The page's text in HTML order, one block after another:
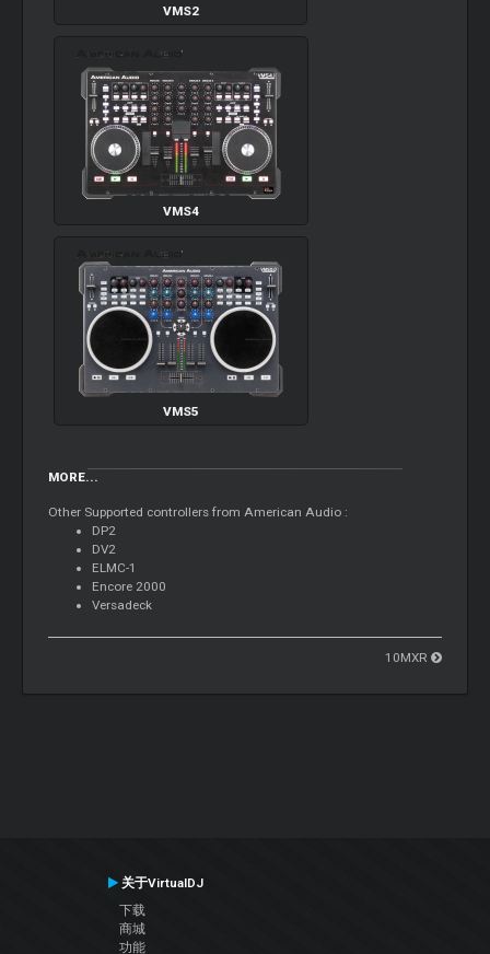
VMS2
VMS4
VMS5
MORE...
Other Supported controllers from American Audio :
DP2
DV2
ELMC-1
Encore 2000
Versadeck
10MXR
关于VirtualDJ
下载
商城
功能